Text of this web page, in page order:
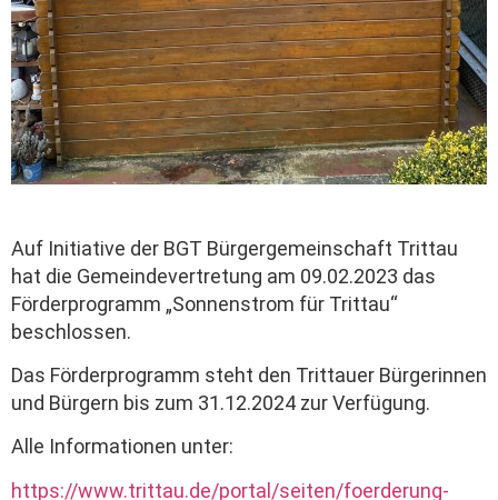
Auf Initiative der BGT Bürgergemeinschaft Trittau
hat die Gemeindevertretung am 09.02.2023 das
Förderprogramm „Sonnenstrom für Trittau“
beschlossen.
Das Förderprogramm steht den Trittauer Bürgerinnen
und Bürgern bis zum 31.12.2024 zur Verfügung.
Alle Informationen unter:
https://www.trittau.de/portal/seiten/foerderung-